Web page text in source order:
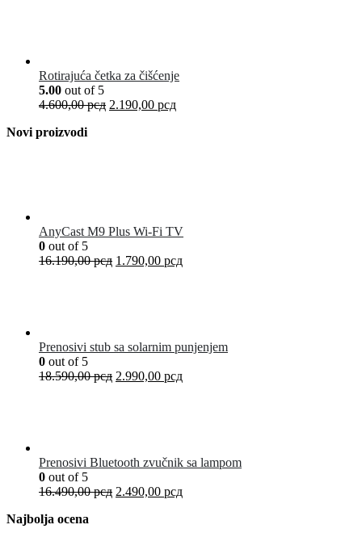
Rotirajuća četka za čišćenje
5.00 out of 5
4.600,00рсд 2.190,00 рсд
Novi proizvodi
AnyCast M9 Plus Wi-Fi TV
0 out of 5
16.190,00рсд 1.790,00 рсд
Prenosivi stub sa solarnim punjenjem
0 out of 5
18.590,00рсд 2.990,00 рсд
Prenosivi Bluetooth zvučnik sa lampom
0 out of 5
16.490,00рсд 2.490,00 рсд
Najbolja ocena